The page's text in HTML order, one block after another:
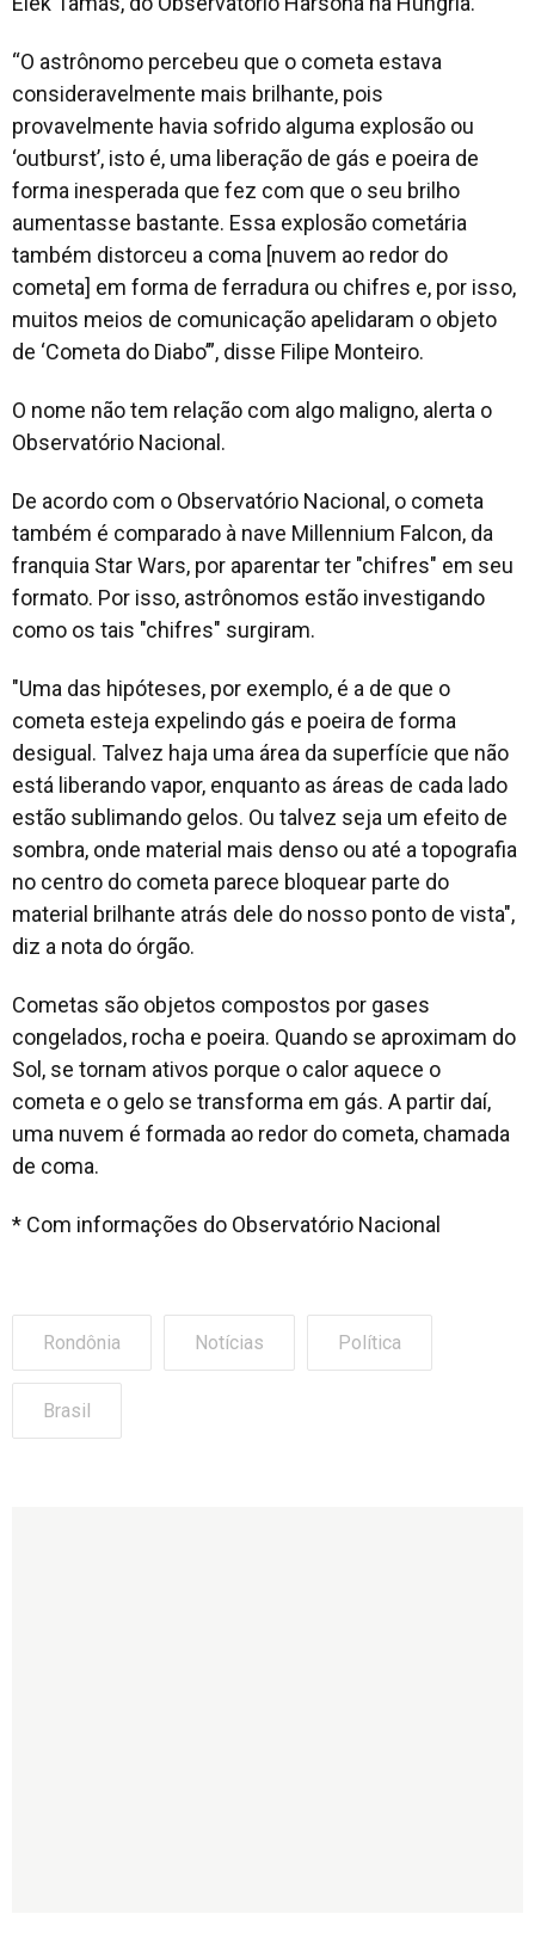
“O astrônomo percebeu que o cometa estava
consideravelmente mais brilhante, pois
provavelmente havia sofrido alguma explosão ou
‘outburst’, isto é, uma liberação de gás e poeira de
forma inesperada que fez com que o seu brilho
aumentasse bastante. Essa explosão cometária
também distorceu a coma [nuvem ao redor do
cometa] em forma de ferradura ou chifres e, por isso,
muitos meios de comunicação apelidaram o objeto
de ‘Cometa do Diabo’”, disse Filipe Monteiro.
O nome não tem relação com algo maligno, alerta o
Observatório Nacional.
De acordo com o Observatório Nacional, o cometa
também é comparado à nave Millennium Falcon, da
franquia Star Wars, por aparentar ter "chifres" em seu
formato. Por isso, astrônomos estão investigando
como os tais "chifres" surgiram.
"Uma das hipóteses, por exemplo, é a de que o
cometa esteja expelindo gás e poeira de forma
desigual. Talvez haja uma área da superfície que não
está liberando vapor, enquanto as áreas de cada lado
estão sublimando gelos. Ou talvez seja um efeito de
sombra, onde material mais denso ou até a topografia
no centro do cometa parece bloquear parte do
material brilhante atrás dele do nosso ponto de vista",
diz a nota do órgão.
Cometas são objetos compostos por gases
congelados, rocha e poeira. Quando se aproximam do
Sol, se tornam ativos porque o calor aquece o
cometa e o gelo se transforma em gás. A partir daí,
uma nuvem é formada ao redor do cometa, chamada
de coma.
* Com informações do Observatório Nacional
Rondônia Notícias Política
Brasil